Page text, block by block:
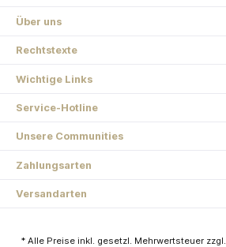
Über uns
Rechtstexte
Wichtige Links
Service-Hotline
Unsere Communities
Zahlungsarten
Versandarten
* Alle Preise inkl. gesetzl. Mehrwertsteuer zzgl.